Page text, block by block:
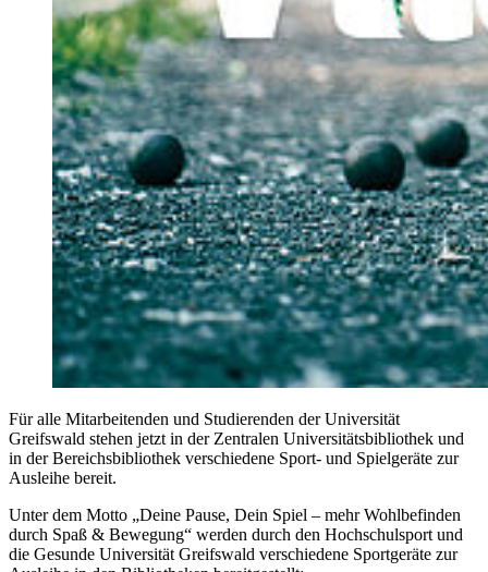
Für alle Mitarbeitenden und Studierenden der Universität
Greifswald stehen jetzt in der Zentralen Universitätsbibliothek und
in der Bereichsbibliothek verschiedene Sport- und Spielgeräte zur
Ausleihe bereit.
Unter dem Motto „Deine Pause, Dein Spiel – mehr Wohlbefinden
durch Spaß & Bewegung“ werden durch den Hochschulsport und
die Gesunde Universität Greifswald verschiedene Sportgeräte zur